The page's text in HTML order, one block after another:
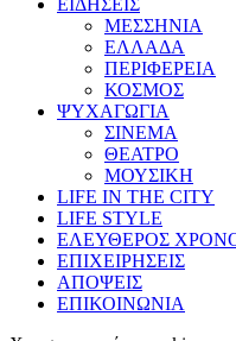
ΜΕΣΣΗΝΙΑ
ΕΛΛΑΔΑ
ΠΕΡΙΦΕΡΕΙΑ
ΚΟΣΜΟΣ
ΨΥΧΑΓΩΓΙΑ
ΣΙΝΕΜΑ
ΘΕΑΤΡΟ
ΜΟΥΣΙΚΗ
LIFE IN THE CITY
LIFE STYLE
ΕΛΕΥΘΕΡΟΣ
ΕΠΙΧΕΙΡΗΣΕΙΣ
ΑΠΟΨΕΙΣ
ΕΠΙΚΟΙΝΩΝΙΑ